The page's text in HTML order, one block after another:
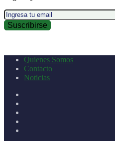
Quienes Somos
Contacto
Noticias